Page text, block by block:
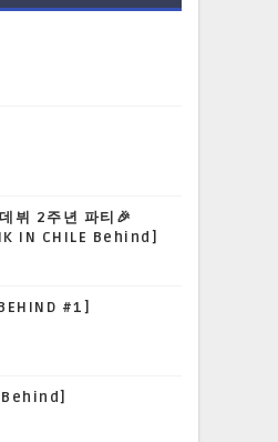
뷔 2주년 파티🎉
IN CHILE Behind]
#1]
Behind]